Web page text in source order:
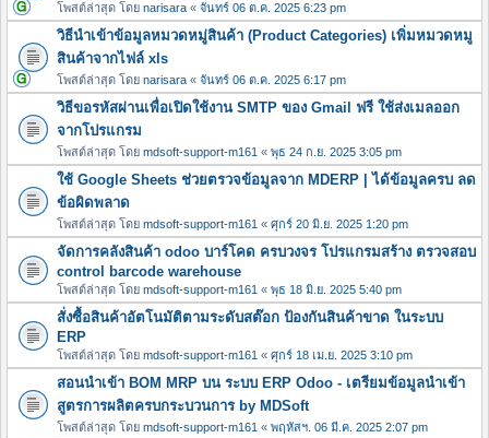
โพสต์ล่าสุด โดย narisara « จันทร์ 06 ต.ค. 2025 6:23 pm
วิธีนำเข้าข้อมูลหมวดหมู่สินค้า (Product Categories) เพิ่มหมวดหมู
สินค้าจากไฟล์ xls
โพสต์ล่าสุด โดย narisara « จันทร์ 06 ต.ค. 2025 6:17 pm
วิธีขอรหัสผ่านเพื่อเปิดใช้งาน SMTP ของ Gmail ฟรี ใช้ส่งเมลออก
จากโปรแกรม
โพสต์ล่าสุด โดย mdsoft-support-m161 « พุธ 24 ก.ย. 2025 3:05 pm
ใช้ Google Sheets ช่วยตรวจข้อมูลจาก MDERP | ได้ข้อมูลครบ ลด
ข้อผิดพลาด
โพสต์ล่าสุด โดย mdsoft-support-m161 « ศุกร์ 20 มิ.ย. 2025 1:20 pm
จัดการคลังสินค้า odoo บาร์โคด ครบวงจร โปรแกรมสร้าง ตรวจสอบ
control barcode warehouse
โพสต์ล่าสุด โดย mdsoft-support-m161 « พุธ 18 มิ.ย. 2025 5:40 pm
สั่งซื้อสินค้าอัตโนมัติตามระดับสต๊อก ป้องกันสินค้าขาด ในระบบ
ERP
โพสต์ล่าสุด โดย mdsoft-support-m161 « ศุกร์ 18 เม.ย. 2025 3:10 pm
สอนนำเข้า BOM MRP บน ระบบ ERP Odoo - เตรียมข้อมูลนำเข้า
สูตรการผลิตครบกระบวนการ by MDSoft
โพสต์ล่าสุด โดย mdsoft-support-m161 « พฤหัสฯ. 06 มี.ค. 2025 2:07 pm